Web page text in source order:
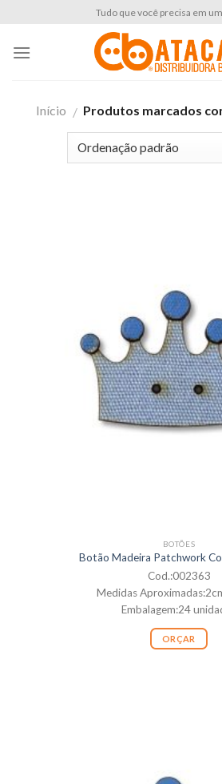
content
Tudo que você precisa em
Início / Produtos marcados
BOTÕES
Botão Madeira Patchwork
Cod.:002363
Medidas
Embalagem:24
ORÇAR